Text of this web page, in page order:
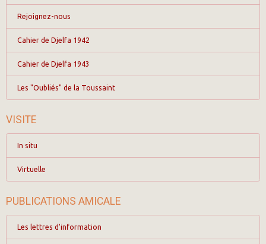
Rejoignez-nous
Cahier de Djelfa 1942
Cahier de Djelfa 1943
Les "Oubliés" de la Toussaint
VISITE
In situ
Virtuelle
PUBLICATIONS AMICALE
Les lettres d'information